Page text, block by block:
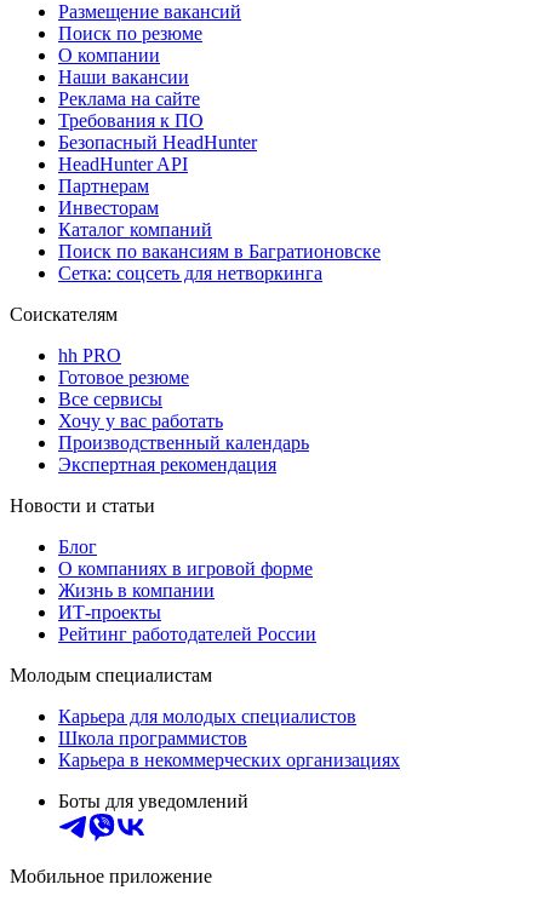
Размещение вакансий
Поиск по резюме
О компании
Наши вакансии
Реклама на сайте
Требования к ПО
Безопасный HeadHunter
HeadHunter API
Партнерам
Инвесторам
Каталог компаний
Поиск по вакансиям в Багратионовске
Сетка: соцсеть для нетворкинга
Соискателям
hh PRO
Готовое резюме
Все сервисы
Хочу у вас работать
Производственный календарь
Экспертная рекомендация
Новости и статьи
Блог
О компаниях в игровой форме
Жизнь в компании
ИТ-проекты
Рейтинг работодателей России
Молодым специалистам
Карьера для молодых специалистов
Школа программистов
Карьера в некоммерческих организациях
Боты для уведомлений
Мобильное приложение